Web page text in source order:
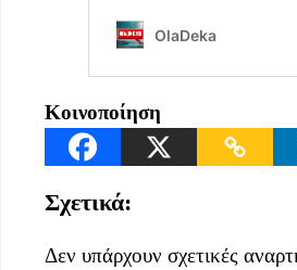
Κοινοποίηση
Σχετικά:
Δεν υπάρχουν σχετικές